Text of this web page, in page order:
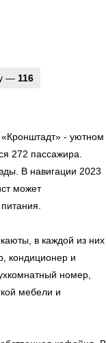
— 116
- уютном
272 пассажира.
В навигации 2023
может
в каждой из них
кондиционер и
номер,
мебели и